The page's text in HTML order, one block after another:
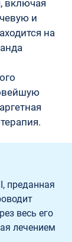
включая
и
на
преданная
весь его
лечением